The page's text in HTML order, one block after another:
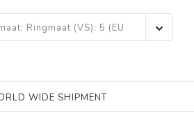
Ringmaat (VS): 5 (EU
WIDE SHIPMENT